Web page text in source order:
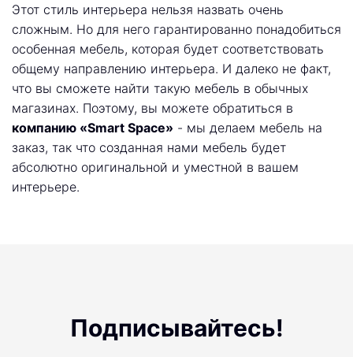
Этот стиль интерьера нельзя назвать очень
сложным. Но для него гарантированно понадобиться
особенная мебель, которая будет соответствовать
общему направлению интерьера. И далеко не факт,
что вы сможете найти такую мебель в обычных
магазинах. Поэтому, вы можете обратиться в
компанию «Smart Space» - мы делаем мебель на
заказ, так что созданная нами мебель будет
абсолютно оригинальной и уместной в вашем
интерьере.
Подписывайтесь!